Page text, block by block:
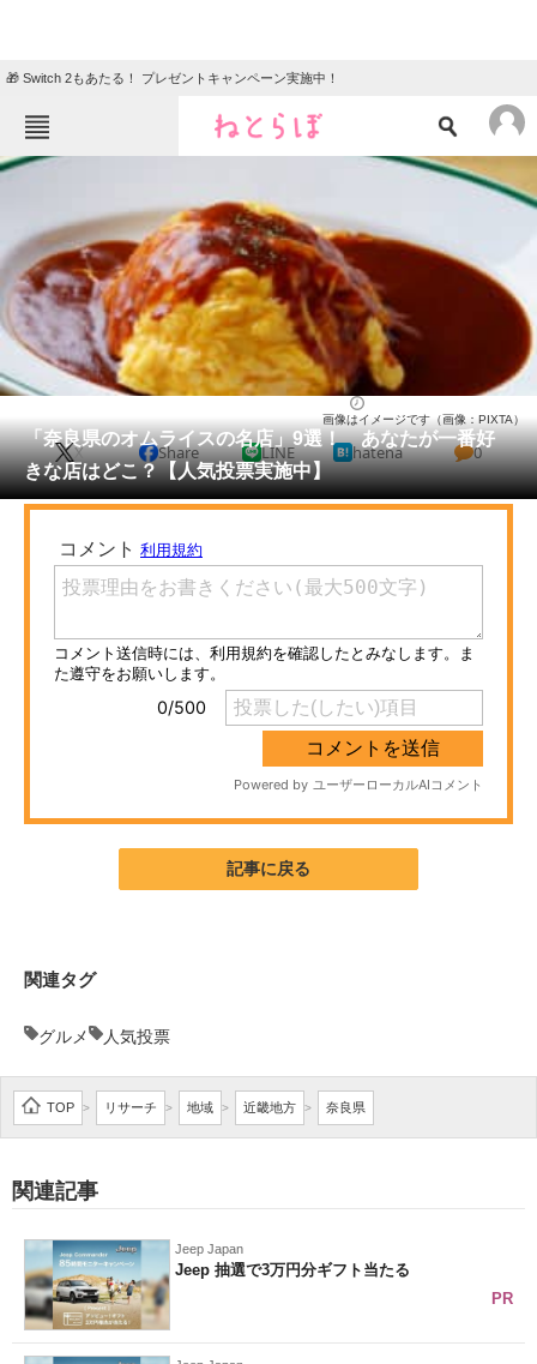
🎁 Switch 2もあたる！ プレゼントキャンペーン実施中！
ねとらぼメニュー
エンタメ クイズ
グルメ 地域
住まい 教育・育児
動物 リサーチ
会員記事
メディア
ITの今と未来を見通す
スマホと通信の最新トレンド
進化するPCとデバイスの未来
AI活用のいまが分かる
企業向けIT製品の総合サイト
製造業のIT導入・活用を支援
モノづくり技術者専門サイト
エレクトロニクス専門サイト
「奈良県のオムライスの名店」9選！ あなたが一番好
きな店はどこ？【人気投票実施中】
画像はイメージです（画像：PIXTA）
X Share LINE hatena 0
記事に戻る
関連タグ
グルメ 人気投票
TOP > リサーチ > 地域 > 近畿地方 > 奈良県
関連記事
Jeep Japan
Jeep 抽選で3万円分ギフト当たる
PR